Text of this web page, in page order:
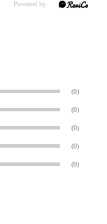
(0)
(0)
(0)
(0)
(0)